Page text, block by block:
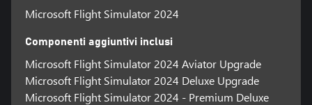
Microsoft Flight Simulator 2024
Componenti aggiuntivi inclusi
Microsoft Flight Simulator 2024 Aviator Upgrade
Microsoft Flight Simulator 2024 Deluxe Upgrade
Microsoft Flight Simulator 2024 - Premium Deluxe